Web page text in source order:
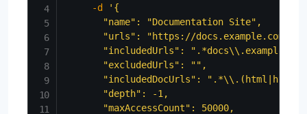
-d
'{
       "name": "Documentation Site",
       "urls": "https://docs.example.com/",
"includedUrls":
       "excludedUrls": "",
"includedDocUrls":
       "depth": -1,
       "maxAccessCount": 50000,